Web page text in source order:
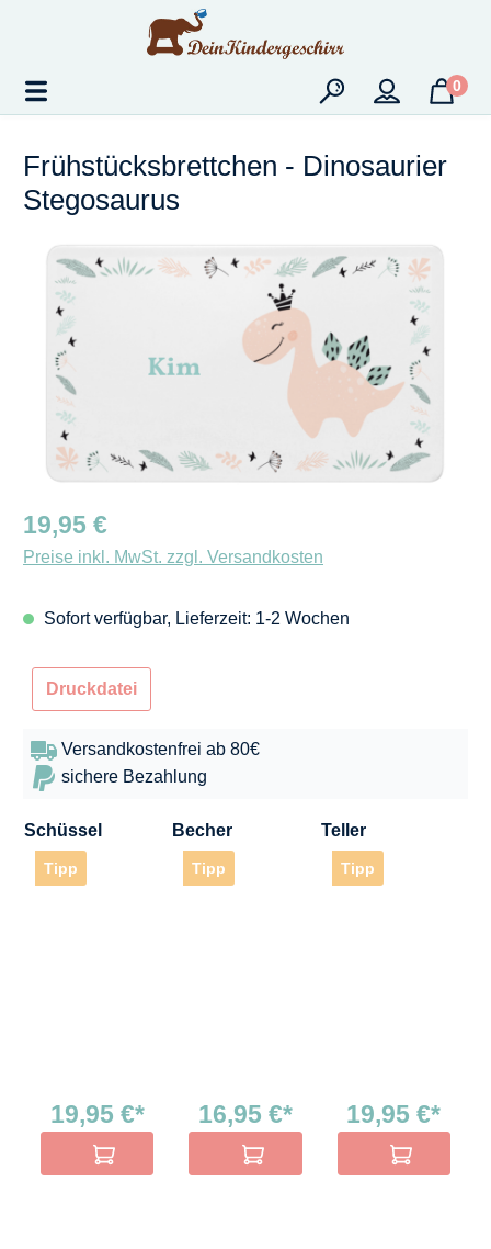
Zum Hauptinhalt springen
0
Frühstücksbrettchen - Dinosaurier
Stegosaurus
Tipp
Schüssel
19,95 €*
In den Warenkorb
Tipp
Becher
16,95 €*
In den Warenkorb
Tipp
Teller
19,95 €*
In den
Bildergalerie überspringen
Regulärer Preis:
19,95 €
Preise inkl. MwSt. zzgl. Versandkosten
Sofort verfügbar, Lieferzeit: 1-2 Wochen
Druckdatei
Versandkostenfrei ab 80€
sichere Bezahlung